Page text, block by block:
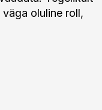
oluline roll,